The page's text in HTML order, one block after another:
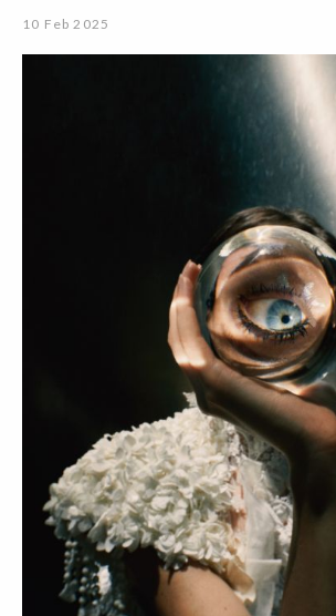
10 Feb 2025